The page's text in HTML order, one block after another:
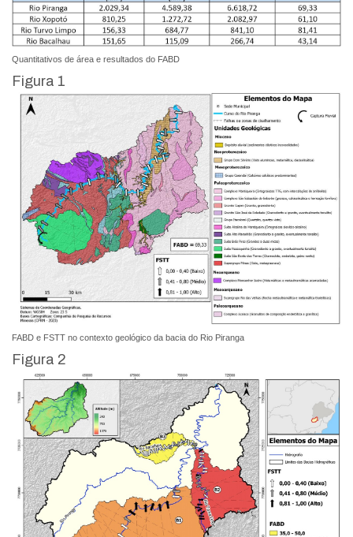
Quantitativos de área e resultados do FABD
Figura 1
FABD e FSTT no contexto geológico da bacia do Rio Piranga
Figura 2